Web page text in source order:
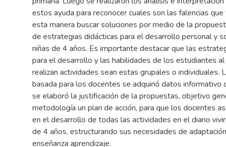
estos ayuda para reconocer cuales son las falencias
esta manera buscar soluciones por medio de la
de estrategias didácticas para el desarrollo personal y
niñas de 4 años. Es importante destacar que las
para el desarrollo y las habilidades de los estudiantes
realizan actividades sean estas grupales o individuales.
basada para los docentes se adquirió datos informativo
se elaboró la justificación de la propuestas, objetivo
metodología un plan de acción, para que los docentes
en el desarrollo de todas las actividades en el diario
de 4 años, estructurando sus necesidades de
enseñanza aprendizaje.